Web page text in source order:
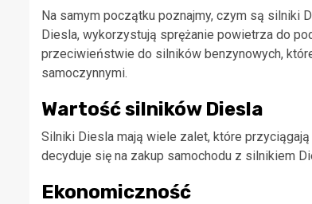
Na samym początku poznajmy, czym są silniki
Diesla, wykorzystują sprężanie powietrza do
przeciwieństwie do silników benzynowych,
samoczynnymi.
Wartość silników Diesla
Silniki Diesla mają wiele zalet, które
decyduje się na zakup samochodu z silnikiem
Ekonomiczność